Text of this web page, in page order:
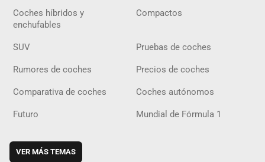
Coches híbridos y
enchufables
Compactos
SUV Pruebas de coches
Rumores de coches Precios de coches
Comparativa de coches Coches autónomos
Futuro Mundial de Fórmula 1
VER MÁS TEMAS